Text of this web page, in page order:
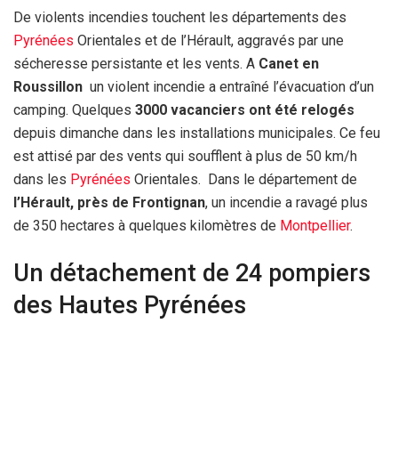
De violents incendies touchent les départements des
Pyrénées Orientales et de l’Hérault, aggravés par une
sécheresse persistante et les vents. A Canet en
Roussillon un violent incendie a entraîné l’évacuation d’un
camping. Quelques 3000 vacanciers ont été relogés
depuis dimanche dans les installations municipales. Ce feu
est attisé par des vents qui soufflent à plus de 50 km/h
dans les Pyrénées Orientales. Dans le département de
l’Hérault, près de Frontignan, un incendie a ravagé plus
de 350 hectares à quelques kilomètres de Montpellier.
Un détachement de 24 pompiers
des Hautes Pyrénées